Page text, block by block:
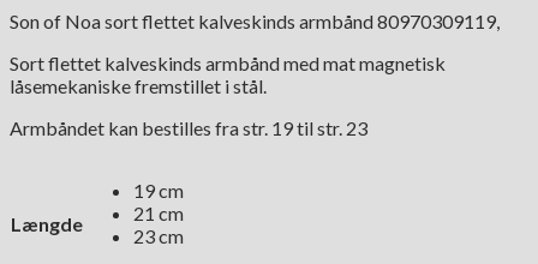
Son of Noa sort flettet kalveskinds armbånd 80970309119,
Sort flettet kalveskinds armbånd med mat magnetisk
låsemekaniske fremstillet i stål.
Armbåndet kan bestilles fra str. 19 til str. 23
Længde
19 cm
21 cm
23 cm